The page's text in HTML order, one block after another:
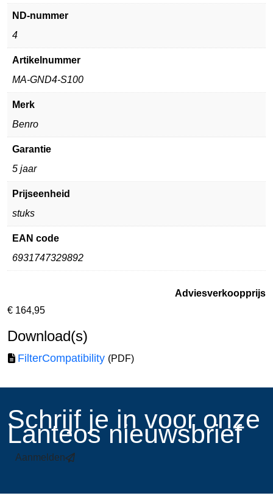
ND-nummer
4
Artikelnummer
MA-GND4-S100
Merk
Benro
Garantie
5 jaar
Prijseenheid
stuks
EAN code
6931747329892
Adviesverkoopprijs
€ 164,95
Download(s)
FilterCompatibility (PDF)
​Schrijf je in voor onze
Lanteos nieuwsbrief
Aanmelden